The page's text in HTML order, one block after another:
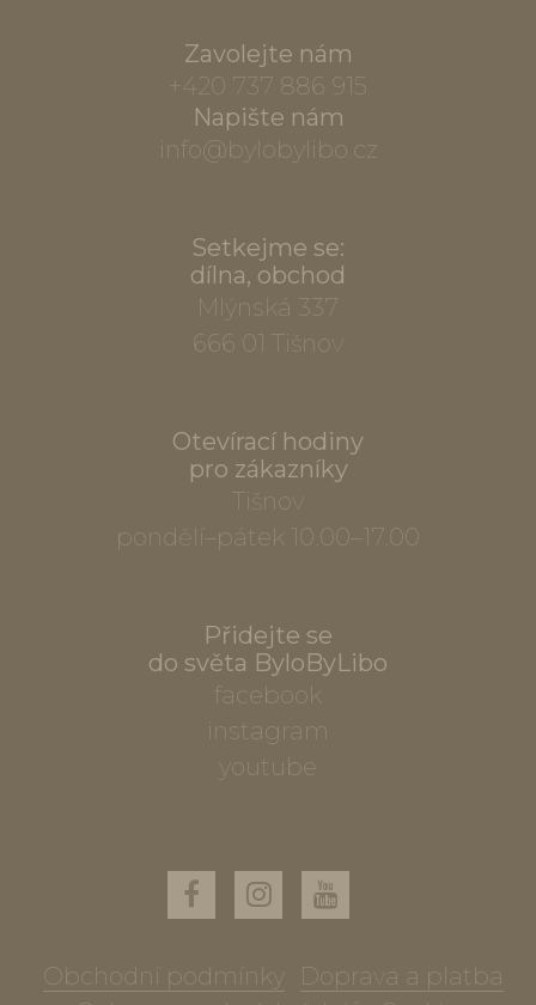
Zavolejte nám
+420 737 886 915
Napište nám
info@bylobylibo.cz
Setkejme se:
dílna, obchod
Mlýnská 337
666 01 Tišnov
Otevírací hodiny
pro zákazníky
Tišnov
pondělí–pátek 10.00–17.00
Přidejte se
do světa ByloByLibo
facebook
instagram
youtube
Obchodní podmínky
Doprava a platba